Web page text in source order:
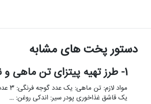
دستور پخت های مشابه
1- طرز تهیه پیتزای تن ماهی و نخود فرنگی
مواد
یک قاشق غذاخوری پودر سیر: اندکی روغن: …